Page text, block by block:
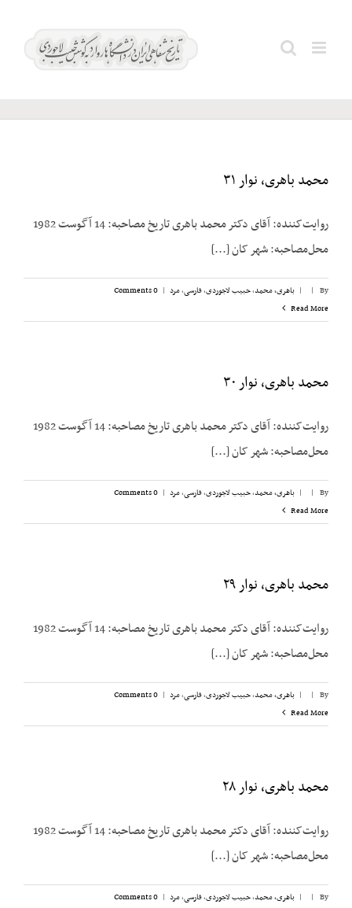
باهری،
محمد باهری، نوار ۳۱
روایت‌کننده: آقای دکتر محمد باهری تاریخ مصاحبه: 14 آگوست 1982
محل‌مصاحبه: شهر کان [...]
By
|
| باهری، محمد,حبیب لاجوردی,فارسی,مرد |
0 Comments
Read More
محمد باهری، نوار ۳۰
روایت‌کننده: آقای دکتر محمد باهری تاریخ مصاحبه: 14 آگوست 1982
محل‌مصاحبه: شهر کان [...]
By
|
| باهری، محمد,حبیب لاجوردی,فارسی,مرد |
0 Comments
Read More
محمد باهری، نوار ۲۹
روایت‌کننده: آقای دکتر محمد باهری تاریخ مصاحبه: 14 آگوست 1982
محل‌مصاحبه: شهر کان [...]
By
|
| باهری، محمد,حبیب لاجوردی,فارسی,مرد |
0 Comments
Read More
محمد باهری، نوار ۲۸
روایت‌کننده: آقای دکتر محمد باهری تاریخ مصاحبه: 14 آگوست 1982
محل‌مصاحبه: شهر کان [...]
By
|
| باهری، محمد,حبیب لاجوردی,فارسی,مرد |
0 Comments